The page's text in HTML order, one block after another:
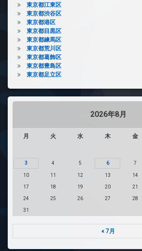
東京都江東区
東京都渋谷区
東京都港区
東京都目黒区
東京都練馬区
東京都荒川区
東京都葛飾区
東京都豊島区
東京都足立区
2026年8月
月 火 水 木 金
3 4 5 6 7
10 11 12 13 14
17 18 19 20 21
24 25 26 27 28
31
« 7月